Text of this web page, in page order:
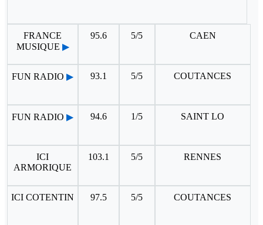
FRANCE
MUSIQUE ▶
95.6 5/5 CAEN
FUN RADIO ▶ 93.1 5/5 COUTANCES
FUN RADIO ▶ 94.6 1/5 SAINT LO
ICI
ARMORIQUE
103.1 5/5 RENNES
ICI COTENTIN 97.5 5/5 COUTANCES